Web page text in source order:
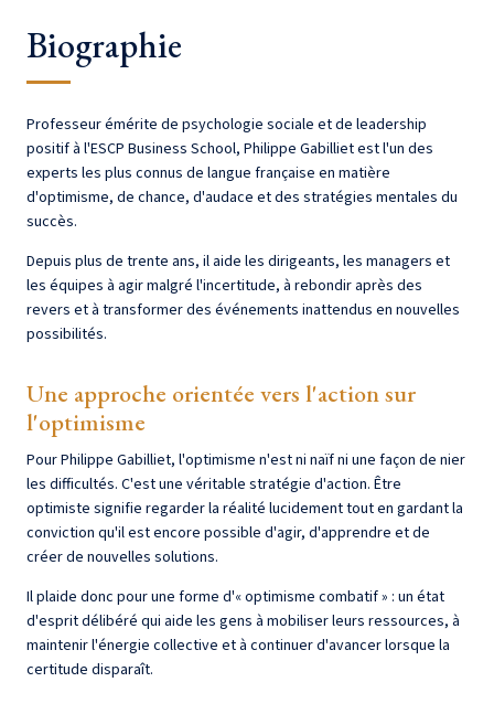
Biographie
Professeur émérite de psychologie sociale et de leadership
positif à l'ESCP Business School, Philippe Gabilliet est l'un des
experts les plus connus de langue française en matière
d'optimisme, de chance, d'audace et des stratégies mentales du
succès.
Depuis plus de trente ans, il aide les dirigeants, les managers et
les équipes à agir malgré l'incertitude, à rebondir après des
revers et à transformer des événements inattendus en nouvelles
possibilités.
Une approche orientée vers l'action sur
l'optimisme
Pour Philippe Gabilliet, l'optimisme n'est ni naïf ni une façon de nier
les difficultés. C'est une véritable stratégie d'action. Être
optimiste signifie regarder la réalité lucidement tout en gardant la
conviction qu'il est encore possible d'agir, d'apprendre et de
créer de nouvelles solutions.
Il plaide donc pour une forme d'« optimisme combatif » : un état
d'esprit délibéré qui aide les gens à mobiliser leurs ressources, à
maintenir l'énergie collective et à continuer d'avancer lorsque la
certitude disparaît.